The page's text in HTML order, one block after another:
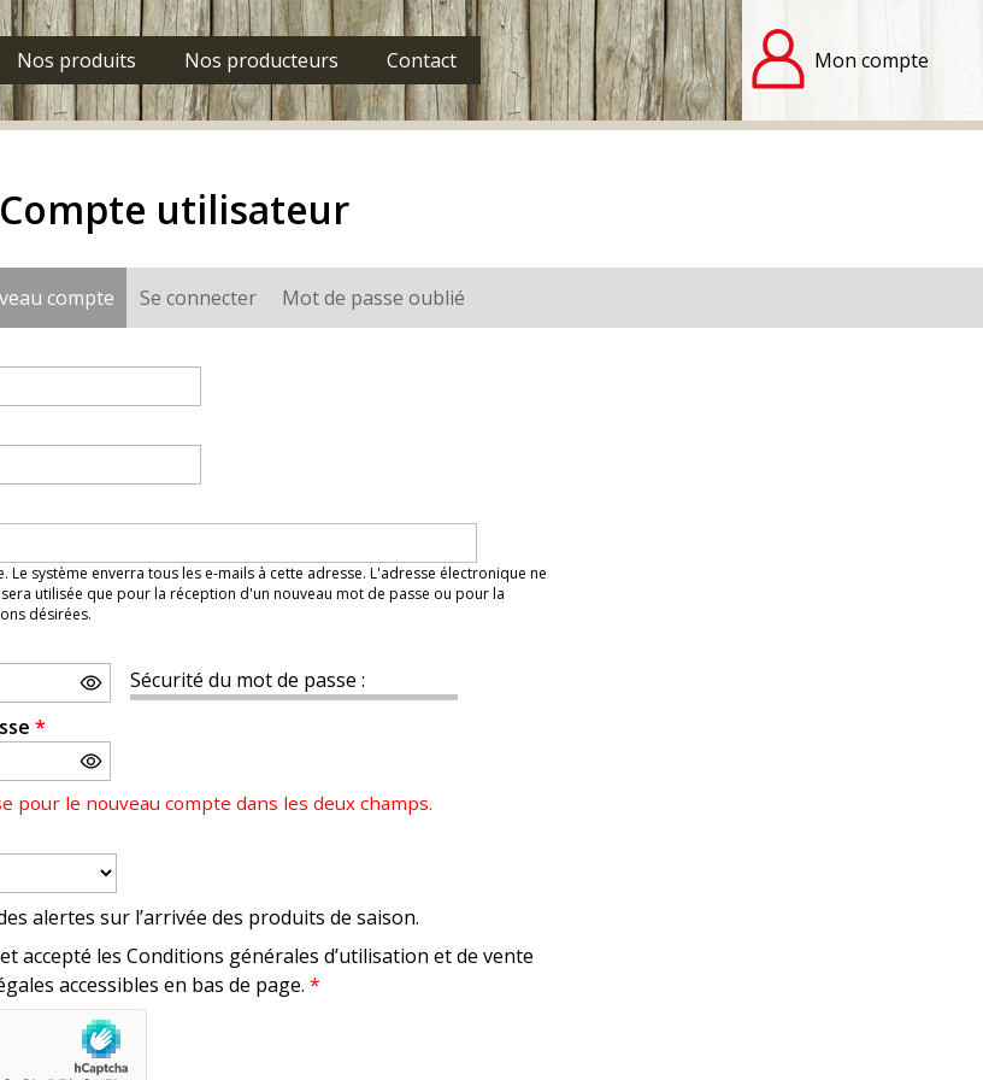
Nos produits Nos producteurs Contact Mon compte
Compte utilisateur
compte (onglet actif)
Se connecter Mot de passe oublié
Le système enverra tous les e-mails à cette adresse. L'adresse électronique ne
utilisée que pour la réception d'un nouveau mot de passe ou pour la
désirées.
Sécurité du mot de passe :
*
pour le nouveau compte dans les deux champs.
alertes sur l’arrivée des produits de saison.
accepté les Conditions générales d’utilisation et de vente
accessibles en bas de page. *